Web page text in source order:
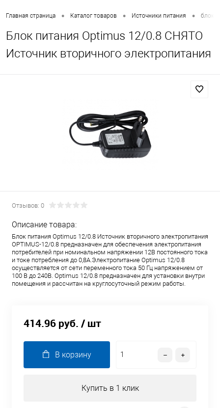
Главная страница • Каталог товаров • Источники питания • блоки
Блок питания Optimus 12/0.8 СНЯТО
Источник вторичного электропитания
Отзывов: 0
Описание товара:
Блок питания Optimus 12/0.8 Источник вторичного электропитания
OPTIMUS-12/0.8 предназначен для обеспечения электропитания
потребителей при номинальном напряжении 12В постоянного тока
и токе потребления до 0,8А.Электропитание Optimus 12/0.8
осуществляется от сети переменного тока 50 Гц напряжением от
100 В до 240В. Optimus 12/0.8 предназначен для установки внутри
помещения и рассчитан на круглосуточный режим работы.
414.96 руб. / шт
В корзину
Купить в 1 клик